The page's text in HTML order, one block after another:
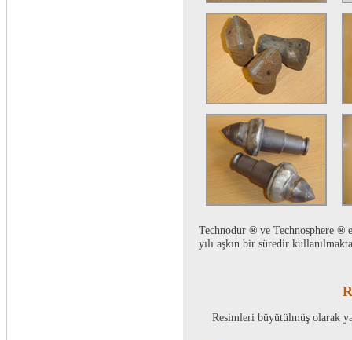
Technodur ® ve Technosphere ®
yılı aşkın bir süredir
Resimleri büyütülmüş olarak